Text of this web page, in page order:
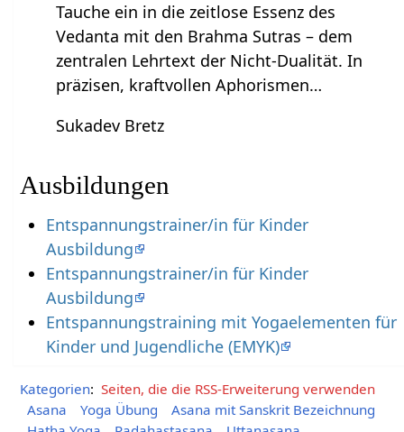
Tauche ein in die zeitlose Essenz des
Vedanta mit den Brahma Sutras – dem
zentralen Lehrtext der Nicht-Dualität. In
präzisen, kraftvollen Aphorismen…
Sukadev Bretz
Ausbildungen
Entspannungstrainer/in für Kinder
Ausbildung
Entspannungstrainer/in für Kinder
Ausbildung
Entspannungstraining mit Yogaelementen für
Kinder und Jugendliche (EMYK)
Kategorien: Seiten, die die RSS-Erweiterung verwenden
Asana
Yoga Übung
Asana mit Sanskrit Bezeichnung